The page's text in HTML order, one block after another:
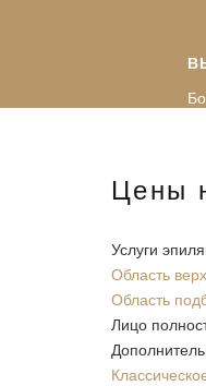
Цены
Услуги
Область
Область
Лицо